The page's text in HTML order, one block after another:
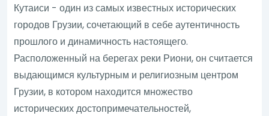
Кутаиси - один из самых известных исторических
городов Грузии, сочетающий в себе аутентичность
прошлого и динамичность настоящего.
Расположенный на берегах реки Риони, он считается
выдающимся культурным и религиозным центром
Грузии, в котором находится множество
исторических достопримечательностей,